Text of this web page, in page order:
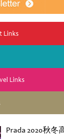
Prada 2020秋冬
Links
Links